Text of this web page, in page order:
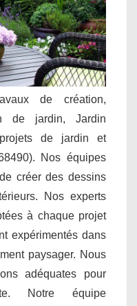
de création,
de jardin, Jardin
de jardin et
Nos équipes
créer des dessins
Nos experts
à chaque projet
expérimentés dans
paysager. Nous
adéquates pour
Notre équipe